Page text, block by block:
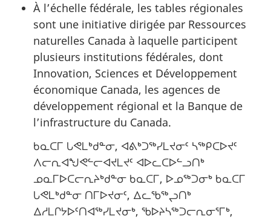
À l’échelle fédérale, les tables régionales
sont une initiative dirigée par Ressources
naturelles Canada à laquelle participent
plusieurs institutions fédérales, dont
Innovation, Sciences et Développement
économique Canada, les agences de
développement régional et la Banque de
l’infrastructure du Canada.
ᑲᓇᑕᒥ ᒐᕙᒪᒃᑯᓐᓂ, ᐊᕕᒃᑐᖅᓯᒪᔪᓂᑦ ᓴᖅᑭᑕᐅᔪᑦ
ᐱᓕᕆᐊᖑᕙᓪᓕᐊᔪᒪᔪᑦ ᐊᐅᓚᑕᐅᓪᓗᑎᒃ
ᓄᓇᒥᐅᑕᓕᕆᔨᒃᑯᓐᓂ ᑲᓇᑕᒥ, ᐅᓄᖅᑐᓂᒃ ᑲᓇᑕᒥ
ᒐᕙᒪᒃᑯᓐᓂ ᑎᒥᐅᔪᓂᑦ, ᐃᓚᖃᖅᖢᑎᒃ
ᐃᓱᒪᒋᔭᐅᑦᑎᐊᖅᓯᒪᔪᓂᒃ, ᖃᐅᔨᓴᖅᑐᓕᕆᓂᕐᒥᒃ,